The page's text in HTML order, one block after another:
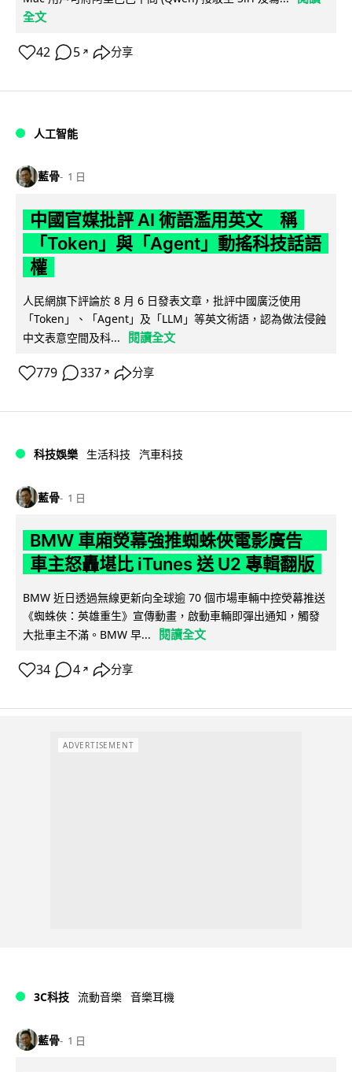
全文
42 5 ↗ 分享
人工智能
藍骨 1 日
中國官媒批評 AI 術語濫用英文 稱
「Token」與「Agent」動搖科技話語
權
人民網旗下評論於 8 月 6 日發表文章，批評中國廣泛使用
「Token」、「Agent」及「LLM」等英文術語，認為做法侵蝕
中文表意空間及科...
閱讀全文
779 337 ↗ 分享
科技娛樂 生活科技 汽車科技
藍骨 1 日
BMW 車廂熒幕強推蜘蛛俠電影廣告
車主怒轟堪比 iTunes 送 U2 專輯翻版
BMW 近日透過無線更新向全球逾 70 個市場車輛中控熒幕推送
《蜘蛛俠：英雄重生》宣傳動畫，啟動車輛即彈出通知，觸發
大批車主不滿。BMW 早...
閱讀全文
34 4 ↗ 分享
ADVERTISEMENT
3C科技 流動音樂 音樂耳機
藍骨 1 日